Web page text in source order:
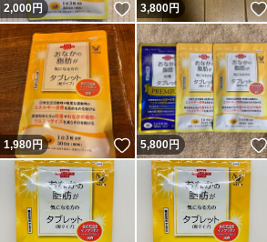
2,000円 いいね！
3,800円
1,980円 いいね！
5,800円